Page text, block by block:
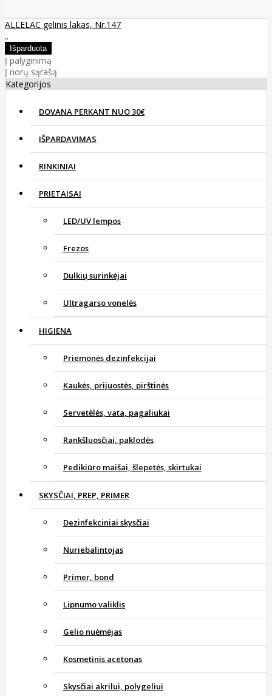
ALLELAC gelinis lakas, Nr.147
..
Į palyginimą
Į norų sąrašą
Kategorijos
DOVANA PERKANT NUO 30€
IŠPARDAVIMAS
RINKINIAI
PRIETAISAI
LED/UV lempos
Frezos
Dulkių surinkėjai
Ultragarso vonelės
HIGIENA
Priemonės dezinfekcijai
Kaukės, prijuostės, pirštinės
Servetėlės, vata, pagaliukai
Rankšluosčiai, paklodės
Pedikiūro maišai, šlepetės, skirtukai
SKYSČIAI, PREP, PRIMER
Dezinfekciniai skysčiai
Nuriebalintojas
Primer, bond
Lipnumo valiklis
Gelio nuėmėjas
Kosmetinis acetonas
Skysčiai akrilui, polygeliui